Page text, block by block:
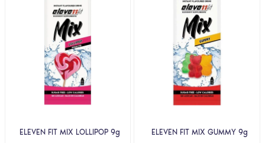
ELEVEN FIT MIX LOLLIPOP 9g ELEVEN FIT MIX GUMMY 9g